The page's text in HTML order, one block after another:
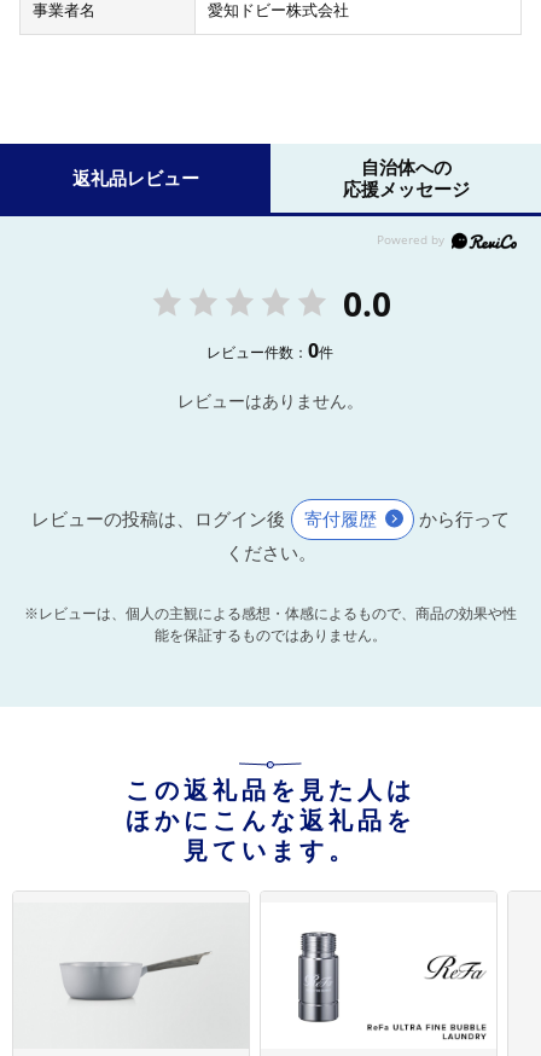
事業者名 愛知ドビー株式会社
返礼品レビュー
自治体への
応援メッセージ
0.0
レビュー件数：0件
レビューはありません。
レビューの投稿は、ログイン後 寄付履歴
から行って
ください。
※レビューは、個人の主観による感想・体感によるもので、商品の効果や性
能を保証するものではありません。
この返礼品を見た人は
ほかにこんな返礼品を
見ています。